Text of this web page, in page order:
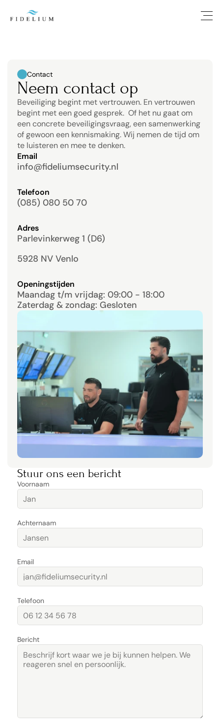
Contact
Neem contact op
Beveiliging begint met vertrouwen. En vertrouwen
begint met een goed gesprek.  Of het nu gaat om
een concrete beveiligingsvraag, een samenwerking
of gewoon een kennismaking. Wij nemen de tijd om
te luisteren en mee te denken.
Email
info@fideliumsecurity.nl
Telefoon
(085) 080 50 70
Adres
Parlevinkerweg 1 (D6)
5928 NV Venlo
Openingstijden
Maandag t/m vrijdag: 09:00 - 18:00
Zaterdag & zondag: Gesloten
Stuur ons een bericht
Voornaam
Achternaam
Email
Telefoon
Bericht